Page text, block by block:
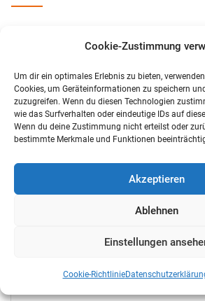
Cookie-Zustimmung
Um dir ein optimales Erlebnis zu bieten,
Cookies, um Geräteinformationen zu speichern
zuzugreifen. Wenn du diesen Technologien
wie das Surfverhalten oder eindeutige IDs auf
Wenn du deine Zustimmung nicht erteilst oder
bestimmte Merkmale und Funktionen
Akzeptieren
Ablehnen
Einstellungen
Cookie-Richtlinie